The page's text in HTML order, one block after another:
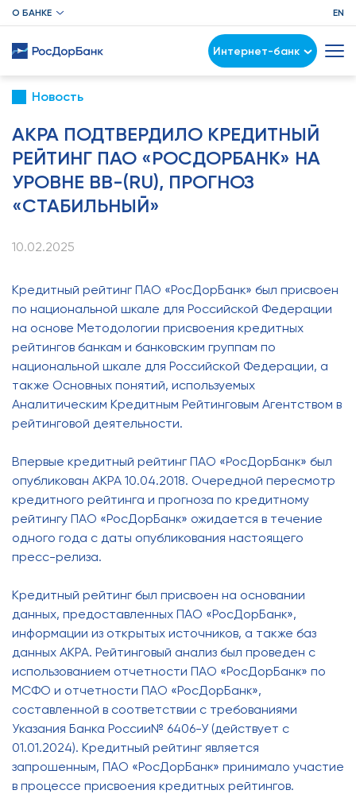
О БАНКЕ EN
Интернет-банк
Новость
АКРА ПОДТВЕРДИЛО КРЕДИТНЫЙ
РЕЙТИНГ ПАО «РОСДОРБАНК» НА
УРОВНЕ BB-(RU), ПРОГНОЗ
«СТАБИЛЬНЫЙ»
10.02.2025
Кредитный рейтинг ПАО «РосДорБанк» был присвоен
по национальной шкале для Российской Федерации
на основе Методологии присвоения кредитных
рейтингов банкам и банковским группам по
национальной шкале для Российской Федерации, а
также Основных понятий, используемых
Аналитическим Кредитным Рейтинговым Агентством в
рейтинговой деятельности.
Впервые кредитный рейтинг ПАО «РосДорБанк» был
опубликован АКРА 10.04.2018. Очередной пересмотр
кредитного рейтинга и прогноза по кредитному
рейтингу ПАО «РосДорБанк» ожидается в течение
одного года с даты опубликования настоящего
пресс-релиза.
Кредитный рейтинг был присвоен на основании
данных, предоставленных ПАО «РосДорБанк»,
информации из открытых источников, а также баз
данных АКРА. Рейтинговый анализ был проведен с
использованием отчетности ПАО «РосДорБанк» по
МСФО и отчетности ПАО «РосДорБанк»,
составленной в соответствии с требованиями
Указания Банка России№ 6406-У (действует с
01.01.2024). Кредитный рейтинг является
запрошенным, ПАО «РосДорБанк» принимало участие
в процессе присвоения кредитных рейтингов.